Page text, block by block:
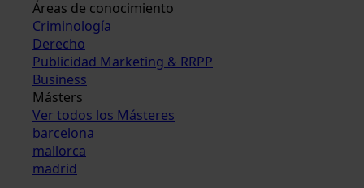
Áreas de conocimiento
Criminología
Derecho
Publicidad Marketing & RRPP
Business
Másters
Ver todos los Másteres
barcelona
mallorca
madrid